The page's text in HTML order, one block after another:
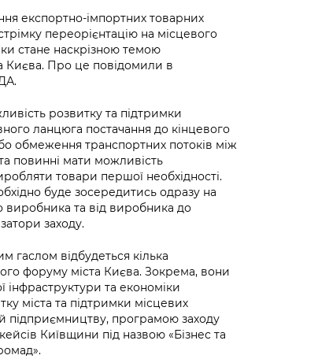
Статистика
Звернення громадян
Регуляторна діяльність
медицина
та
міста
Фінанси та бюджет
правопорядок
Ритуальні послуги
Іноземцям / For
експертиза
Громадський
бюджет
Інформація з
обмеженим
доступом
онлайн
Проекти
нормативно-
правових та
інших актів
експортно-імпортних товарних
переорієнтацію на місцевого
стане наскрізною темою
Києва. Про це повідомили в
розвитку та підтримки
ланцюга постачання до кінцевого
обмеження транспортних потоків між
повинні мати можливість
товари першої необхідності.
буде зосередитись одразу на
виробника та від виробника до
заходу.
гаслом відбудеться кілька
форуму міста Києва. Зокрема, вони
інфраструктури та економіки
міста та підтримки місцевих
підприємництву, програмою заходу
Київщини під назвою «Бізнес та